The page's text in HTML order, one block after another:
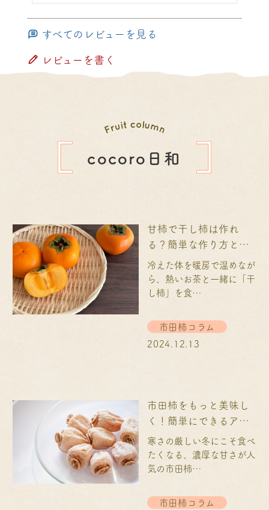
すべてのレビューを見る
レビューを書く
cocoro日和
甘柿で干し柿は作れ
る？簡単な作り方と注
意点を徹底解説！
冷えた体を暖房で温めなが
ら、熱いお茶と一緒に「干
し柿」を食…
市田柿コラム
2024.12.13
市田柿をもっと美味し
く！簡単にできるアレ
ンジレシピを紹介♪
寒さの厳しい冬にこそ食べ
たくなる、濃厚な甘さが人
気の市田柿…
市田柿コラム